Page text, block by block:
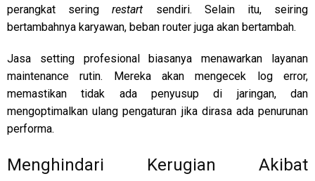
perangkat seringrestart sendiri. Selain itu, seiring
bertambahnya karyawan, beban router juga akan bertambah.
Jasa setting profesional biasanya menawarkan layanan
maintenance rutin. Mereka akan mengecek log error,
memastikan tidak ada penyusup di jaringan, dan
mengoptimalkan ulang pengaturan jika dirasa ada penurunan
performa.
Menghindari Kerugian Akibat